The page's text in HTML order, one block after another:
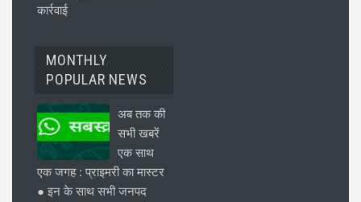
कार्रवाई
MONTHLY
POPULAR NEWS
अब तक की
सभी खबरें
एक साथ
एक जगह : प्राइमरी का मास्टर
● इन के साथ सभी जनपद